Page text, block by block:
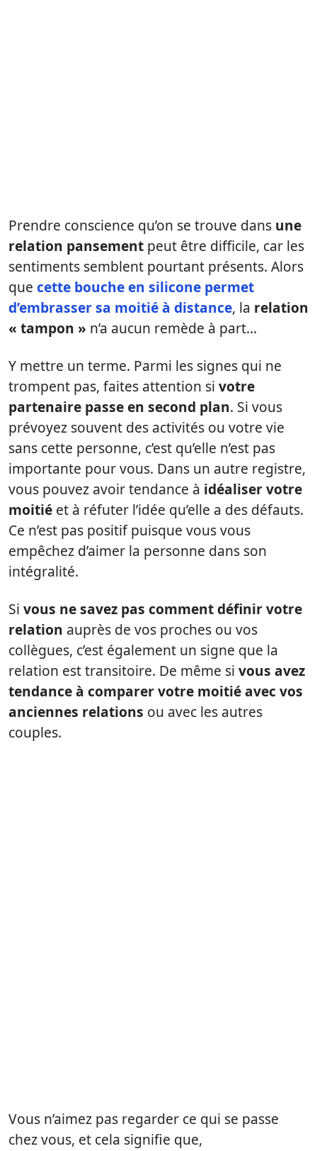
Prendre conscience qu’on se trouve dans une
relation pansement peut être difficile, car les
sentiments semblent pourtant présents. Alors
que cette bouche en silicone permet
d’embrasser sa moitié à distance, la relation
« tampon » n’a aucun remède à part…
Y mettre un terme. Parmi les signes qui ne
trompent pas, faites attention si votre
partenaire passe en second plan. Si vous
prévoyez souvent des activités ou votre vie
sans cette personne, c’est qu’elle n’est pas
importante pour vous. Dans un autre registre,
vous pouvez avoir tendance à idéaliser votre
moitié et à réfuter l’idée qu’elle a des défauts.
Ce n’est pas positif puisque vous vous
empêchez d’aimer la personne dans son
intégralité.
Si vous ne savez pas comment définir votre
relation auprès de vos proches ou vos
collègues, c’est également un signe que la
relation est transitoire. De même si vous avez
tendance à comparer votre moitié avec vos
anciennes relations ou avec les autres
couples.
Vous n’aimez pas regarder ce qui se passe
chez vous, et cela signifie que,